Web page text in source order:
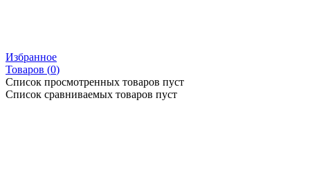
Избранное
Товаров (0)
Список просмотренных товаров пуст
Список сравниваемых товаров пуст